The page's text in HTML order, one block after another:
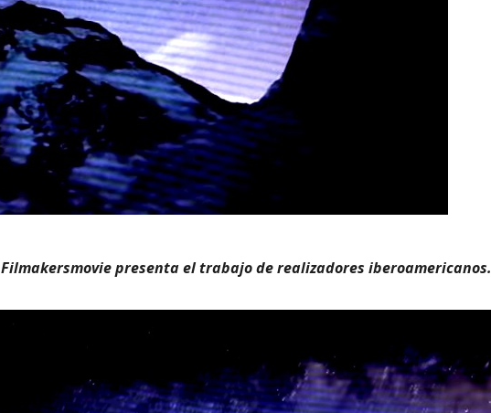
Filmakersmovie presenta el trabajo de realizadores iberoamericanos.